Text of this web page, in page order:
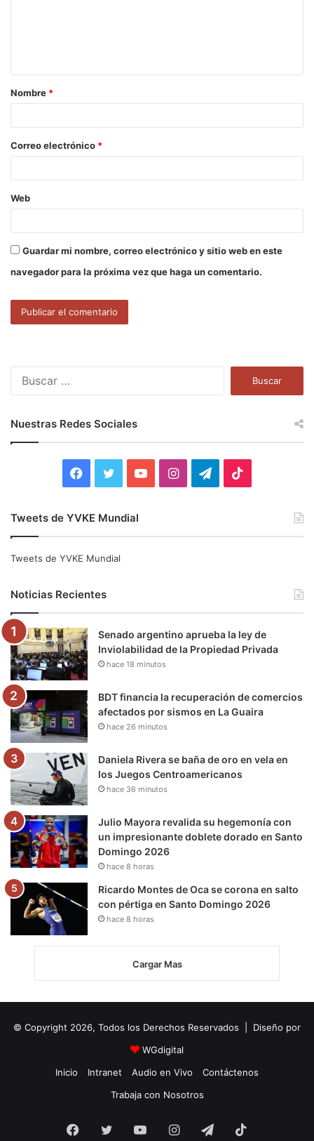
a
r
*
Nombre *
Correo electrónico *
Web
Guardar mi nombre, correo electrónico y sitio web en este
navegador para la próxima vez que haga un comentario.
:
Nuestras Redes Sociales
e
o
o
k
t
e
r
b
e
I
g
r
m
r
a
k
Tweets de YVKE Mundial
Tweets de YVKE Mundial
Noticias Recientes
Senado argentino aprueba la ley de
Inviolabilidad de la Propiedad Privada
hace 18 minutos
BDT financia la recuperación de comercios
afectados por sismos en La Guaira
hace 26 minutos
Daniela Rivera se baña de oro en vela en
los Juegos Centroamericanos
hace 36 minutos
Julio Mayora revalida su hegemonía con
un impresionante doblete dorado en Santo
Domingo 2026
hace 8 horas
Ricardo Montes de Oca se corona en salto
con pértiga en Santo Domingo 2026
hace 8 horas
Cargar Mas
© Copyright 2026, Todos los Derechos Reservados | Diseño por
WGdigital
Inicio
Intranet Audio en Vivo
Contáctenos
Trabaja con Nosotros
Facebook
Twitter YouTubeInstagramTelegram